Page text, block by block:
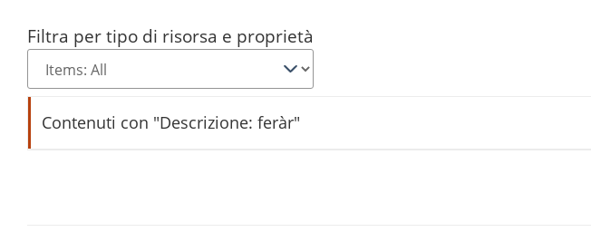
Filtra per tipo di risorsa e proprietà
Contenuti con "Descrizione: feràr"